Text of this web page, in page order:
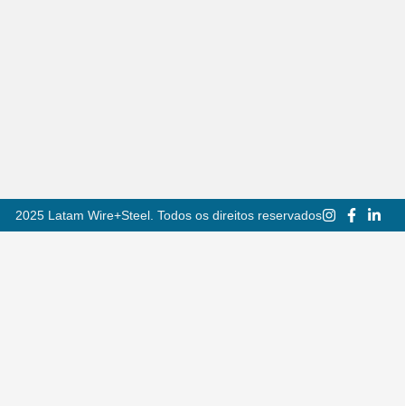
2025 Latam Wire+Steel. Todos os direitos reservados